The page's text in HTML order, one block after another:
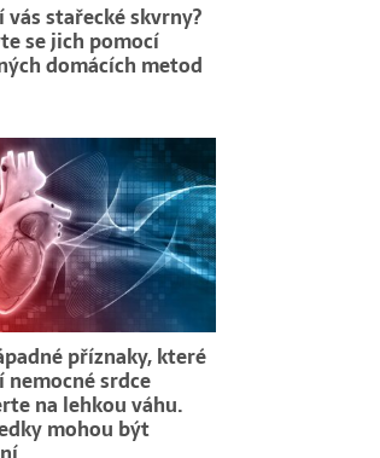
vás stařecké skvrny?
se jich pomocí
domácích metod
příznaky, které
nemocné srdce
na lehkou váhu.
mohou být